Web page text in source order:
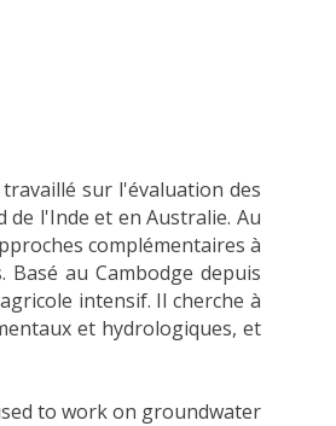
sur l'évaluation des
l'Inde et en Australie. Au
complémentaires à
au Cambodge depuis
intensif. Il cherche à
et hydrologiques, et
to work on groundwater